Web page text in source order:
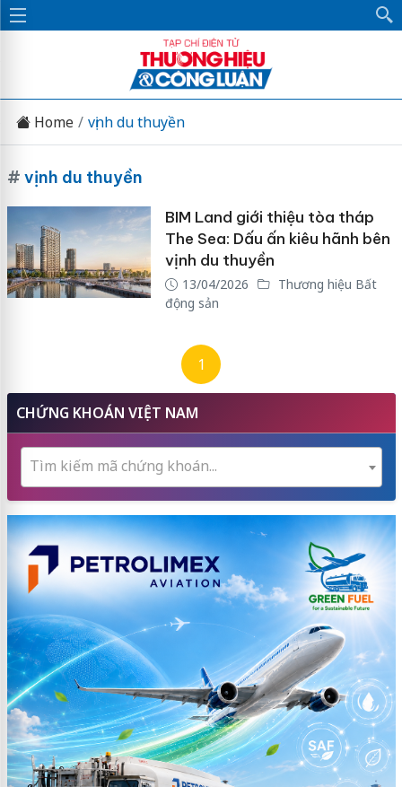
Home vịnh du thuyền
# vịnh du thuyền
BIM Land giới thiệu tòa tháp
The Sea: Dấu ấn kiêu hãnh bên
vịnh du thuyền
13/04/2026
Thương hiệu Bất
động sản
1
CHỨNG KHOÁN VIỆT NAM
Tìm kiếm mã chứng khoán...